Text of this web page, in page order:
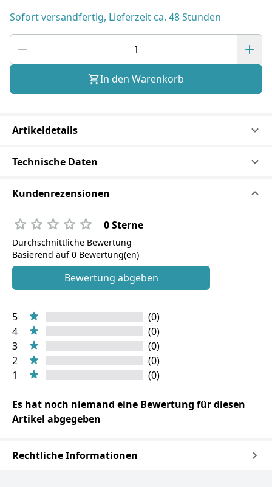
Sofort versandfertig, Lieferzeit ca. 48 Stunden
In den Warenkorb
Artikeldetails
Technische Daten
Kundenrezensionen
0 Sterne
Durchschnittliche Bewertung
Basierend auf 0 Bewertung(en)
Bewertung abgeben
5
(0)
4
(0)
3
(0)
2
(0)
1
(0)
Es hat noch niemand eine Bewertung für diesen
Artikel abgegeben
Rechtliche Informationen